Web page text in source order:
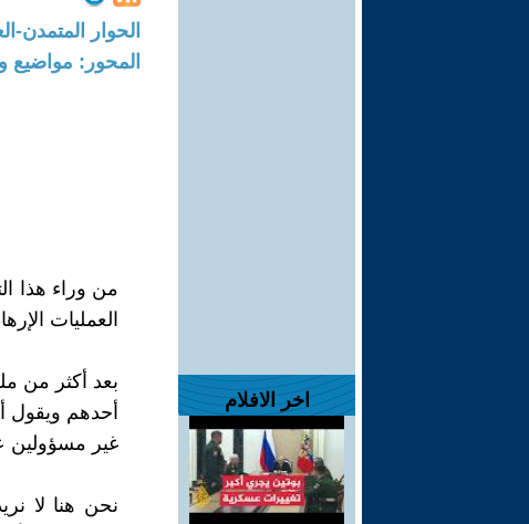
اخر الافلام
الحوار المتمدن-العدد: 8099 - 2024 / 9
المحور: مواضيع
من وراء هذا
العمليات
بعد أكثر من
أحدهم ويقول
غير مسؤولين
نحن هنا لا